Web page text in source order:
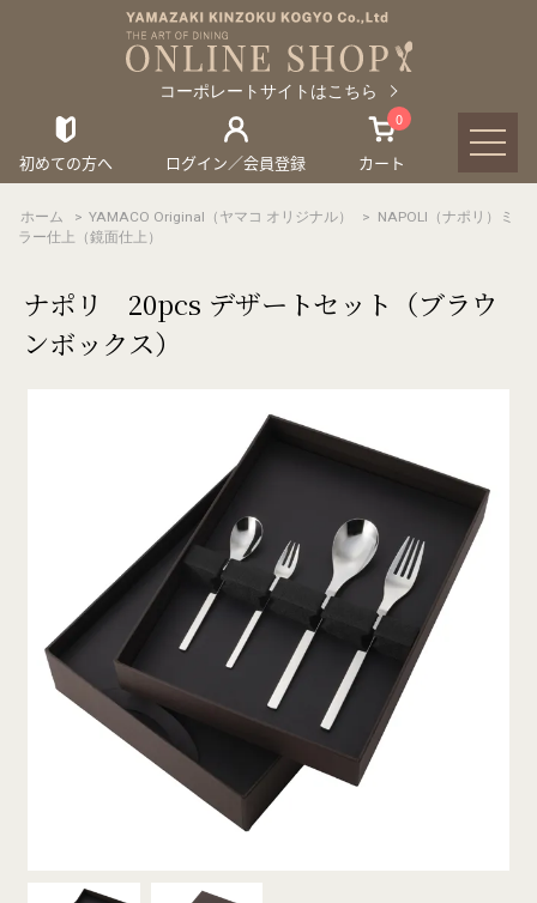
コーポレートサイトはこちら
初めての方へ ログイン／会員登録
0
カート
ホーム > YAMACO Original（ヤマコ オリジナル） > NAPOLI（ナポリ）ミ
ラー仕上（鏡面仕上）
ナポリ 20pcs デザートセット（ブラウ
ンボックス）